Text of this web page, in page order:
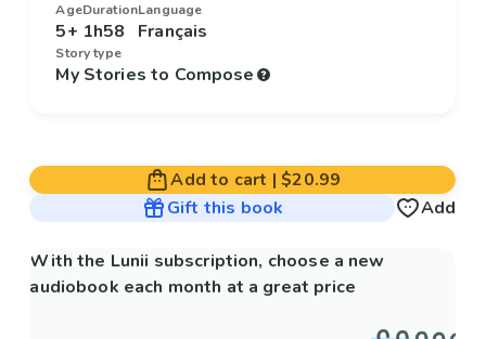
Age
5+
Duration
1h58
Language
Français
Story type
My Stories to Compose
Add to cart |$20.99
Gift this book
Add
With the Lunii subscription, choose a new
audiobook each month at a great price